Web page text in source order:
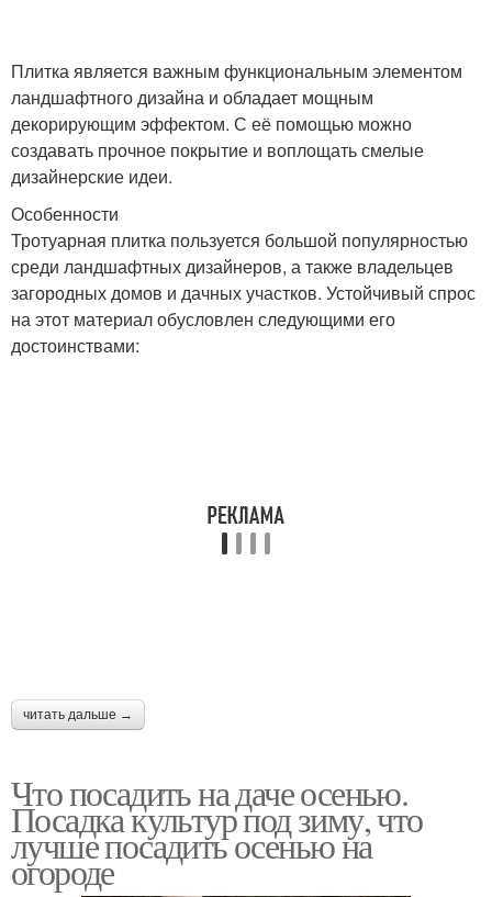
Дорожки из старых
Слова за садовые
дорожки
Дорожка из стеклянных
бутылок
Дорожки из стеклянных
бутылок
Плитка является важным функциональным элементом
ландшафтного дизайна и обладает мощным
декорирующим эффектом. С её помощью можно
создавать прочное покрытие и воплощать смелые
дизайнерские идеи.
Особенности
Тротуарная плитка пользуется большой популярностью
среди ландшафтных дизайнеров, а также владельцев
загородных домов и дачных участков. Устойчивый спрос
на этот материал обусловлен следующими его
достоинствами:
читать дальше →
Что посадить на даче осенью.
Посадка культур под зиму, что
лучше посадить осенью на
огороде